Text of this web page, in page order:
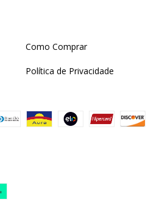
Como Comprar
Política de Privacidade